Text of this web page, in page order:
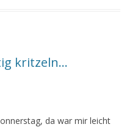
kritzeln…
da war mir leicht